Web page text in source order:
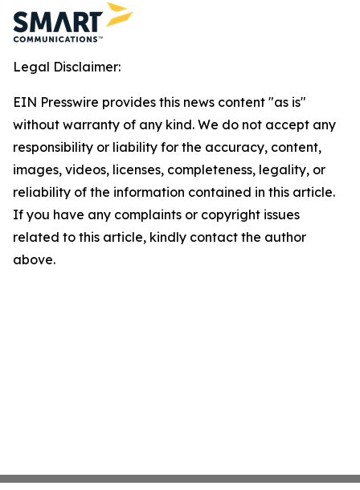
Legal Disclaimer:
EIN Presswire provides this news content "as is"
without warranty of any kind. We do not accept any
responsibility or liability for the accuracy, content,
images, videos, licenses, completeness, legality, or
reliability of the information contained in this article.
If you have any complaints or copyright issues
related to this article, kindly contact the author
above.